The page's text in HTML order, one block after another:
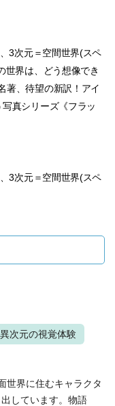
3次元＝空間世界(スペ
界は、どう想像でき
著、待望の新訳！アイ
真シリーズ《フラッ
3次元＝空間世界(スペ
異次元の視覚体験
世界に住むキャラクタ
しています。物語